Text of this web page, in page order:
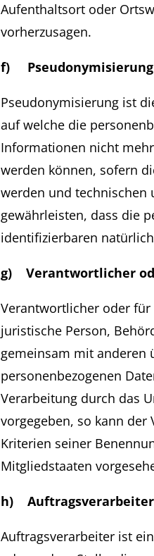
Aufenthaltsort oder
vorherzusagen.
f) Pseudonymisierung
Pseudonymisierung ist
auf welche die
Informationen nicht
werden können, sofern
werden und technischen
gewährleisten, dass die
identifizierbaren
g) Verantwortlicher
Verantwortlicher oder
juristische Person,
gemeinsam mit anderen
personenbezogenen
Verarbeitung durch das
vorgegeben, so kann
Kriterien seiner
Mitgliedstaaten
h) Auftragsverarbeiter
Auftragsverarbeiter ist